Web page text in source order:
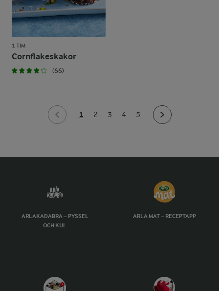
1 TIM
Cornflakeskakor
(66)
1 2 3 4 5
ARLAKADABRA – PYSSEL
OCH KUL
ARLA MAT – RECEPTAPP